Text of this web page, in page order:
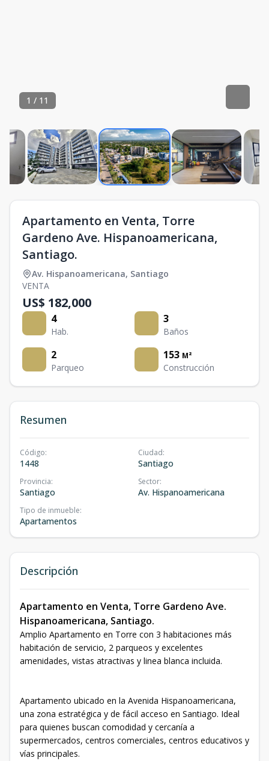
1 / 11
Apartamento en Venta, Torre
Gardeno Ave. Hispanoamericana,
Santiago.
Av. Hispanoamericana, Santiago
VENTA
US$ 182,000
4
Hab.
3
Baños
2
Parqueo
153 M²
Construcción
Resumen
Código:
1448
Ciudad:
Santiago
Provincia:
Santiago
Sector:
Av. Hispanoamericana
Tipo de inmueble:
Apartamentos
Descripción
Apartamento en Venta, Torre Gardeno Ave.
Hispanoamericana, Santiago.
Amplio Apartamento en Torre con 3 habitaciones más
habitación de servicio, 2 parqueos y excelentes
amenidades, vistas atractivas y linea blanca incluida.
Apartamento ubicado en la Avenida Hispanoamericana,
una zona estratégica y de fácil acceso en Santiago. Ideal
para quienes buscan comodidad y cercanía a
supermercados, centros comerciales, centros educativos y
vías principales.